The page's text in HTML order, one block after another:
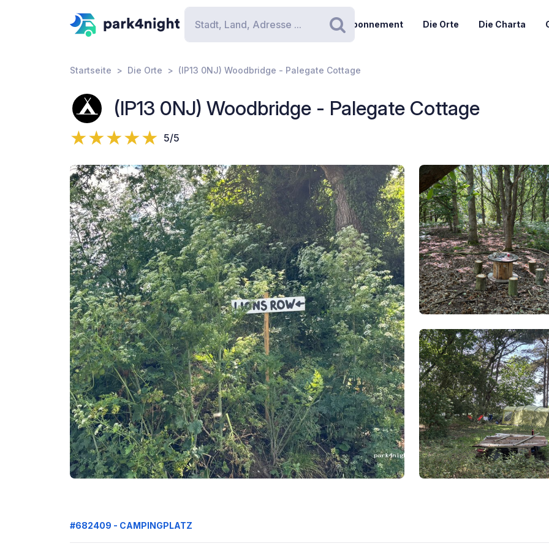
Suchen
Abonnement Die Orte Die Charta
Startseite Die Orte (IP13 0NJ) Woodbridge - Palegate Cottage
(IP13 0NJ) Woodbridge - Palegate Cottage
5/5
#682409 - CAMPINGPLATZ